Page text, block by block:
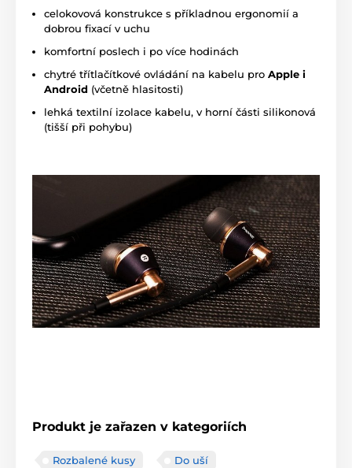
celokovová konstrukce s příkladnou ergonomií a
dobrou fixací v uchu
komfortní poslech i po více hodinách
chytré třítlačítkové ovládání na kabelu pro Apple i
Android (včetně hlasitosti)
lehká textilní izolace kabelu, v horní části silikonová
(tišší při pohybu)
Produkt je zařazen v kategoriích
Rozbalené kusy Do uší